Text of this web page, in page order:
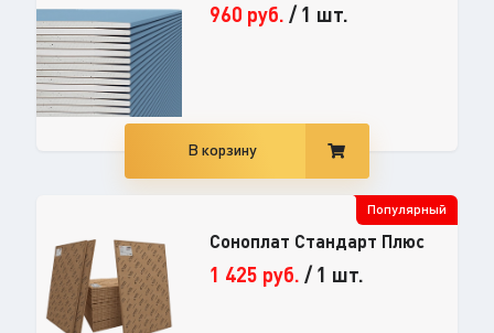
960 руб. /1 шт.
В корзину
Популярный
Соноплат Стандарт Плюс
1 425 руб. /1 шт.